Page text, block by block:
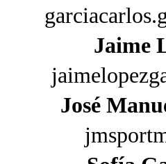
Jaime
José